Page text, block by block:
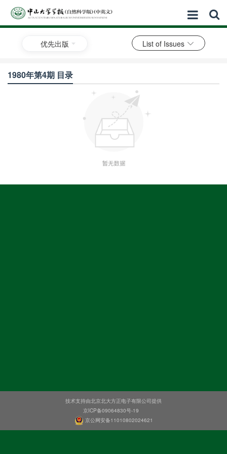
优先出版 List of Issues
1980年第4期 目录
技术支持由北京北大方正电子有限公司提供
京ICP备09064830号-19
京公网安备11010802024621